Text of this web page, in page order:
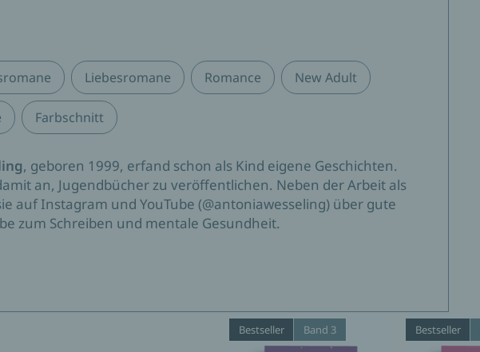
Liebesromane Romance New Adult
Farbschnitt
, geboren 1999, erfand schon als Kind eigene Geschichten.
an, Jugendbücher zu veröffentlichen. Neben der Arbeit als
auf Instagram und YouTube (@antoniawesseling) über gute
zum Schreiben und mentale Gesundheit.
Bestseller Band 3 Bestseller